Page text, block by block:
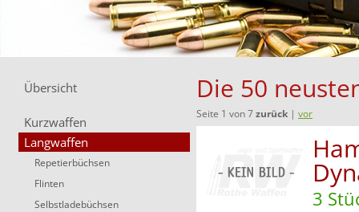
Übersicht
Kurzwaffen
Langwaffen
Repetierbüchsen
Flinten
Selbstladebüchsen
Die 50
Seite 1 von 7zurück | vor
3